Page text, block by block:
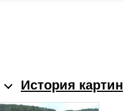
История картин